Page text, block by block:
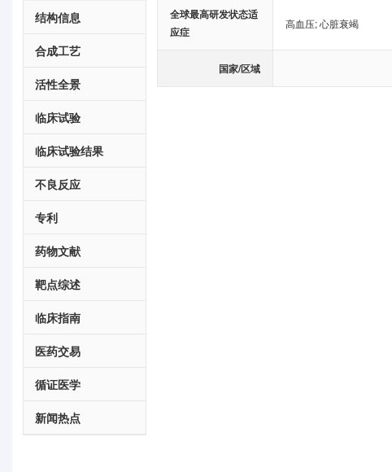
结构信息
合成工艺
活性全景
临床试验
临床试验结果
不良反应
专利
药物文献
靶点综述
临床指南
医药交易
循证医学
新闻热点
全球最高研发状态适
应症
高血压;心脏衰竭
国家/区域